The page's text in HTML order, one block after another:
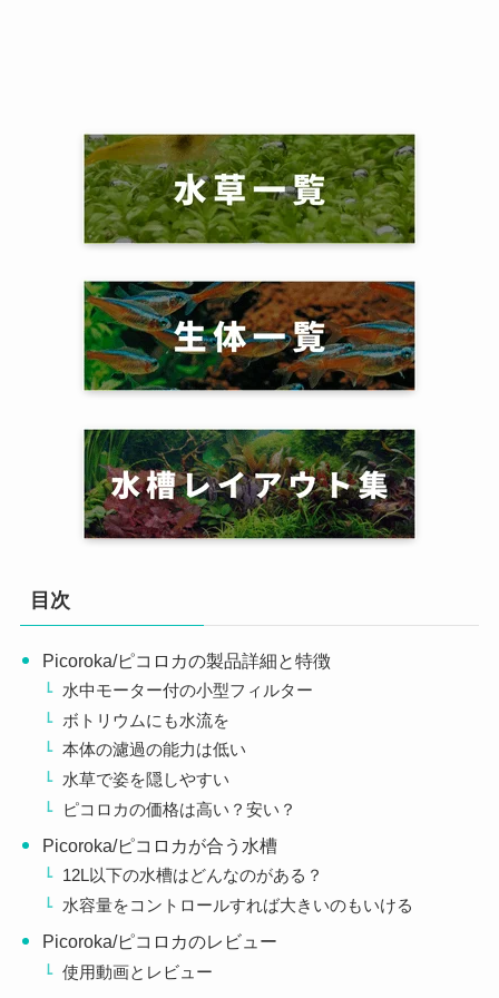
目次
Picoroka/ピコロカの製品詳細と特徴
水中モーター付の小型フィルター
ボトリウムにも水流を
本体の濾過の能力は低い
水草で姿を隠しやすい
ピコロカの価格は高い？安い？
Picoroka/ピコロカが合う水槽
12L以下の水槽はどんなのがある？
水容量をコントロールすれば大きいのもいける
Picoroka/ピコロカのレビュー
使用動画とレビュー